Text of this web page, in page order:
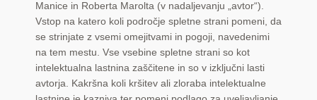
Manice in Roberta Marolta (v nadaljevanju „avtor“).
Vstop na katero koli področje spletne strani pomeni, da
se strinjate z vsemi omejitvami in pogoji, navedenimi
na tem mestu. Vse vsebine spletne strani so kot
intelektualna lastnina zaščitene in so v izključni lasti
avtorja. Kakršna koli kršitev ali zloraba intelektualne